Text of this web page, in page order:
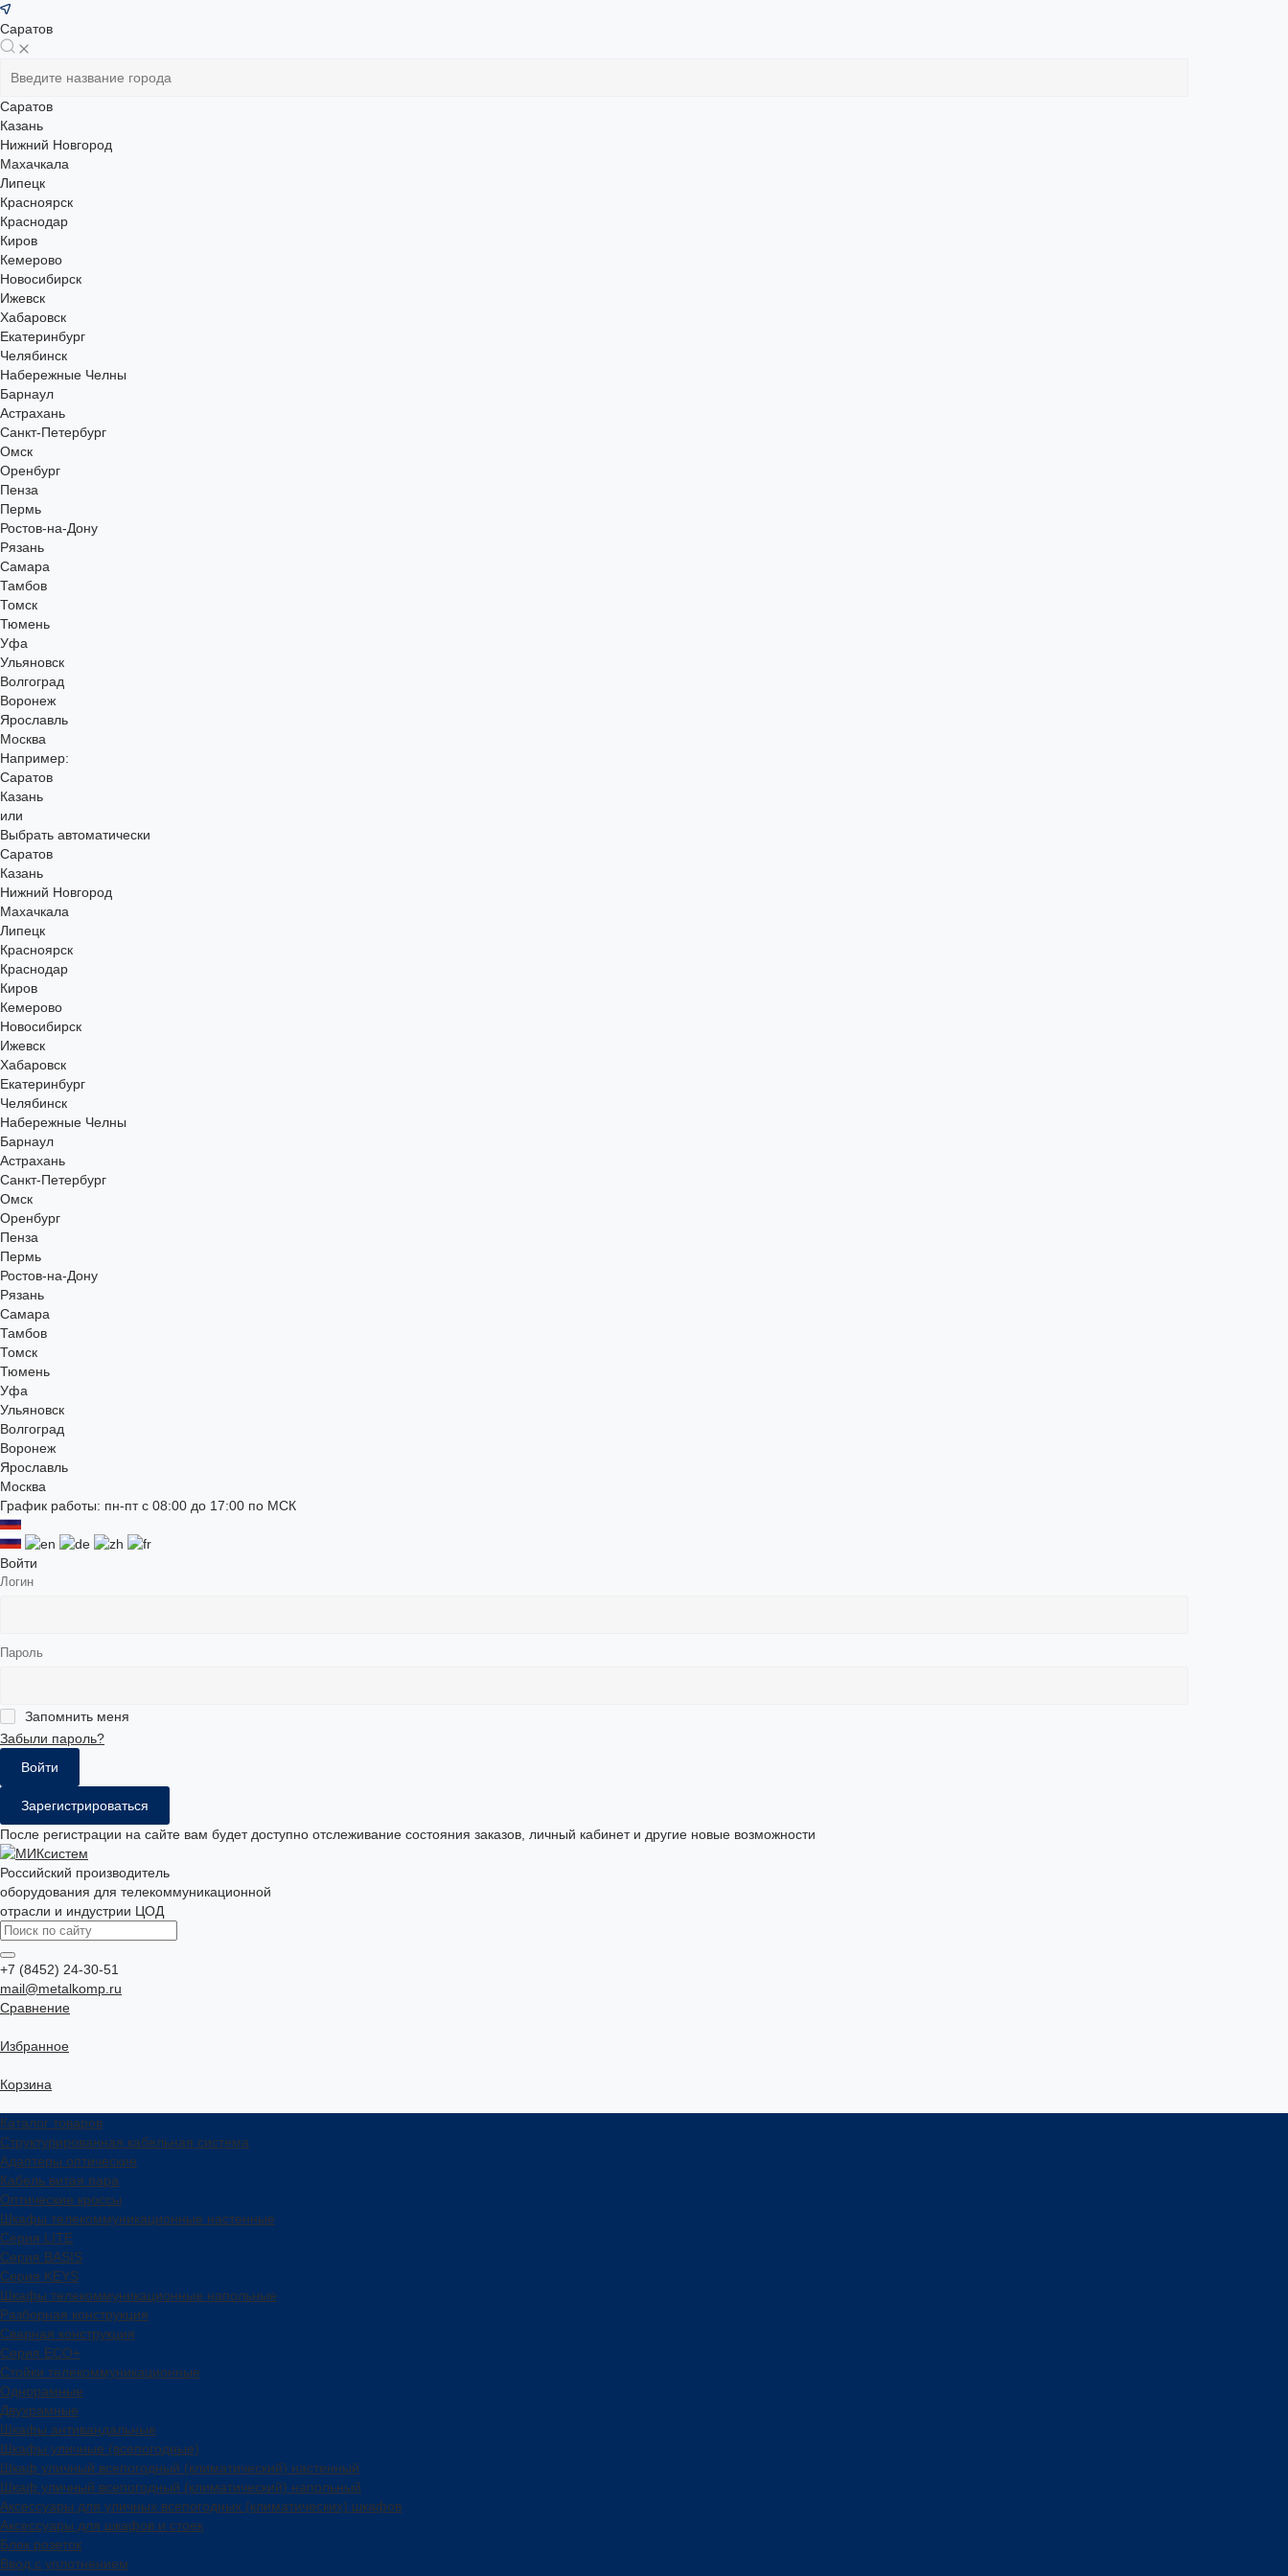
Саратов
Саратов
Казань
Нижний Новгород
Махачкала
Липецк
Красноярск
Краснодар
Киров
Кемерово
Новосибирск
Ижевск
Хабаровск
Екатеринбург
Челябинск
Набережные Челны
Барнаул
Астрахань
Санкт-Петербург
Омск
Оренбург
Пенза
Пермь
Ростов-на-Дону
Рязань
Самара
Тамбов
Томск
Тюмень
Уфа
Ульяновск
Волгоград
Воронеж
Ярославль
Москва
Например:
Саратов
Казань
или
Выбрать автоматически
Саратов
Казань
Нижний Новгород
Махачкала
Липецк
Красноярск
Краснодар
Киров
Кемерово
Новосибирск
Ижевск
Хабаровск
Екатеринбург
Челябинск
Набережные Челны
Барнаул
Астрахань
Санкт-Петербург
Омск
Оренбург
Пенза
Пермь
Ростов-на-Дону
Рязань
Самара
Тамбов
Томск
Тюмень
Уфа
Ульяновск
Волгоград
Воронеж
Ярославль
Москва
График работы: пн-пт с 08:00 до 17:00 по МСК
Войти
Логин
Пароль
Запомнить меня
Забыли пароль?
Зарегистрироваться
После регистрации на сайте вам будет доступно отслеживание состояния заказов, личный кабинет и другие новые возможности
Российский производитель
оборудования для телекоммуникационной
отрасли и индустрии ЦОД
+7 (8452) 24-30-51
mail@metalkomp.ru
Сравнение
Избранное
Корзина
Каталог товаров
Структурированная кабельная система
Адаптеры оптические
Кабель витая пара
Оптические кроссы
Шкафы телекоммуникационные настенные
Cерия LITE
Cерия BASIS
Cерия KEYS
Шкафы телекоммуникационные напольные
Разборная конструкция
Сварная конструкция
Серия ECO+
Стойки телекоммуникационные
Однорамные
Двухрамные
Шкафы антивандальные
Шкафы уличные (всепогодные)
Шкаф уличный всепогодный (климатический) настенный
Шкаф уличный всепогодный (климатический) напольный
Аксессуары для уличных всепогодных (климатических) шкафов
Аксессуары для шкафов и стоек
Блок розеток
Ввод с уплотнением